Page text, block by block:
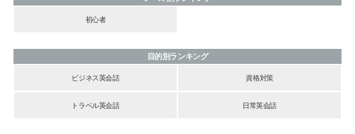
初心者
目的別ランキング
ビジネス英会話
資格対策
トラベル英会話 日常英会話